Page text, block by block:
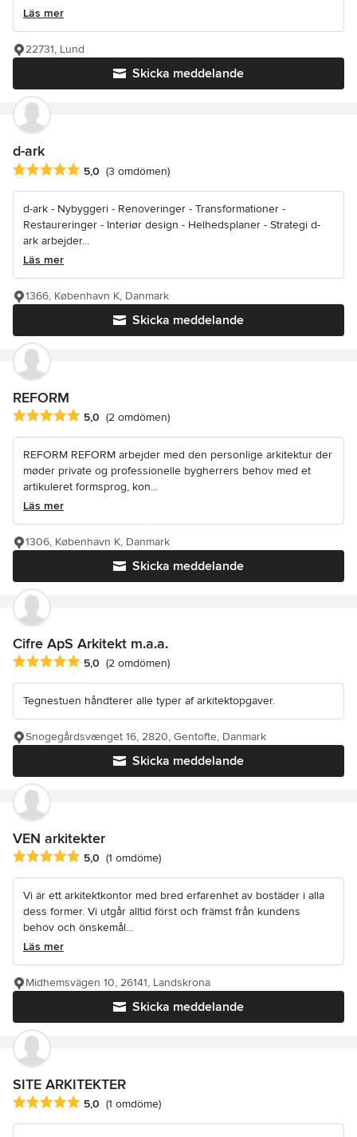
Läs mer
Skicka meddelande
22731, Lund
d-ark
Genomsnittligt omdöme: 5 av 5 stjärnor
5,0 (3 omdömen)
d-ark - Nybyggeri - Renoveringer - Transformationer -
Restaureringer - Interiør design - Helhedsplaner - Strategi d-
ark arbejder...
Läs mer
Skicka meddelande
1366, København K, Danmark
REFORM
Genomsnittligt omdöme: 5 av 5 stjärnor
5,0 (2 omdömen)
REFORM REFORM arbejder med den personlige arkitektur der
møder private og professionelle bygherrers behov med et
artikuleret formsprog, kon...
Läs mer
Skicka meddelande
1306, København K, Danmark
Cifre ApS Arkitekt m.a.a.
Genomsnittligt omdöme: 5 av 5 stjärnor
5,0 (2 omdömen)
Tegnestuen håndterer alle typer af arkitektopgaver.
Skicka meddelande
Snogegårdsvænget 16, 2820, Gentofte, Danmark
VEN arkitekter
Genomsnittligt omdöme: 5 av 5 stjärnor
5,0 (1 omdöme)
Vi är ett arkitektkontor med bred erfarenhet av bostäder i alla
dess former. Vi utgår alltid först och främst från kundens
behov och önskemål...
Läs mer
Skicka meddelande
Midhemsvägen 10, 26141, Landskrona
SITE ARKITEKTER
Genomsnittligt omdöme: 5 av 5 stjärnor
5,0 (1 omdöme)